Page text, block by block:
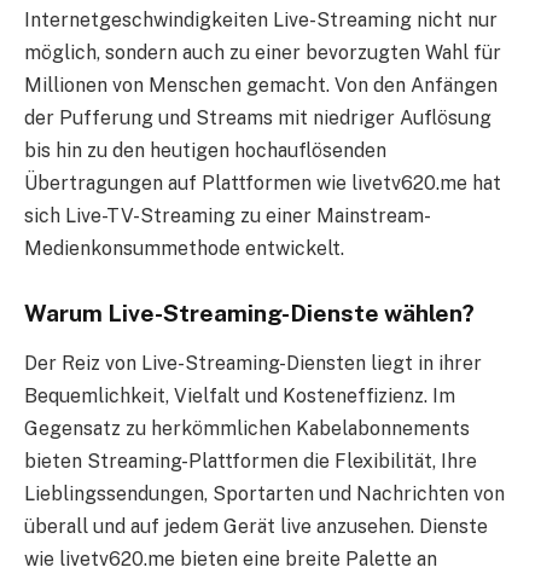
Internetgeschwindigkeiten Live-Streaming nicht nur
möglich, sondern auch zu einer bevorzugten Wahl für
Millionen von Menschen gemacht. Von den Anfängen
der Pufferung und Streams mit niedriger Auflösung
bis hin zu den heutigen hochauflösenden
Übertragungen auf Plattformen wie livetv620.me hat
sich Live-TV-Streaming zu einer Mainstream-
Medienkonsummethode entwickelt.
Warum Live-Streaming-Dienste wählen?
Der Reiz von Live-Streaming-Diensten liegt in ihrer
Bequemlichkeit, Vielfalt und Kosteneffizienz. Im
Gegensatz zu herkömmlichen Kabelabonnements
bieten Streaming-Plattformen die Flexibilität, Ihre
Lieblingssendungen, Sportarten und Nachrichten von
überall und auf jedem Gerät live anzusehen. Dienste
wie livetv620.me bieten eine breite Palette an